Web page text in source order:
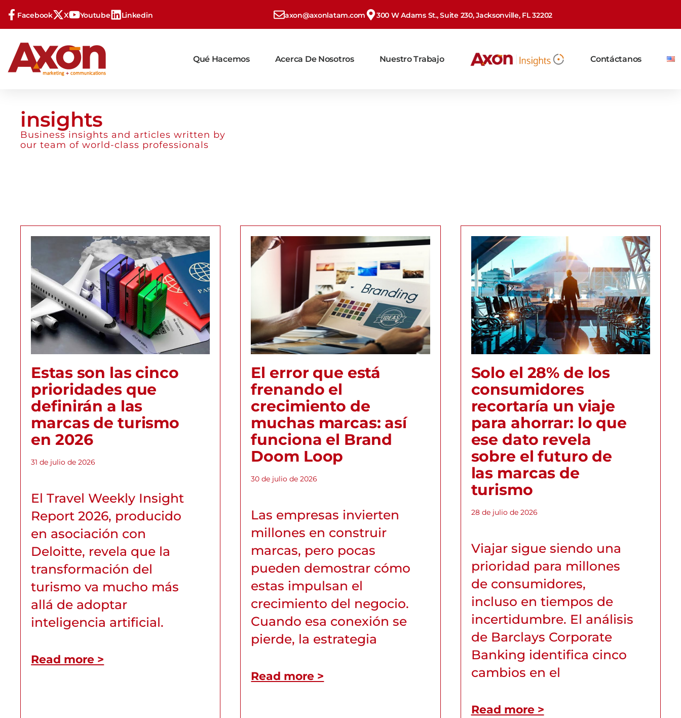
Facebook X Youtube Linkedin axon@axonlatam.com 300 W Adams St., Suite 230, Jacksonville, FL 32202
Qué Hacemos Acerca De Nosotros Nuestro Trabajo Contáctanos
insights
Business insights and articles written by
our team of world-class professionals
Estas son las cinco
prioridades que
definirán a las
marcas de turismo
en 2026
31 de julio de 2026
El Travel Weekly Insight
Report 2026, producido
en asociación con
Deloitte, revela que la
transformación del
turismo va mucho más
allá de adoptar
inteligencia artificial.
Read more >
El error que está
frenando el
crecimiento de
muchas marcas: así
funciona el Brand
Doom Loop
30 de julio de 2026
Las empresas invierten
millones en construir
marcas, pero pocas
pueden demostrar cómo
estas impulsan el
crecimiento del negocio.
Cuando esa conexión se
pierde, la estrategia
Read more >
Solo el 28% de los
consumidores
recortaría un viaje
para ahorrar: lo que
ese dato revela
sobre el futuro de
las marcas de
turismo
28 de julio de 2026
Viajar sigue siendo una
prioridad para millones
de consumidores,
incluso en tiempos de
incertidumbre. El análisis
de Barclays Corporate
Banking identifica cinco
cambios en el
Read more >